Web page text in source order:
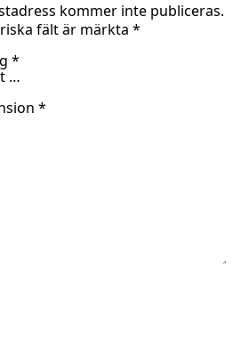
kommer inte publiceras.
fält är märkta *
*
*